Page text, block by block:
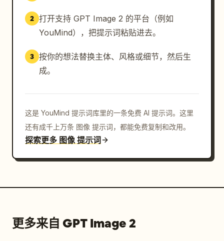
2 打开支持 GPT Image 2 的平台（例如
YouMind），把提示词粘贴进去。
3 按你的想法替换主体、风格或细节，然后生
成。
这是 YouMind 提示词库里的一条免费 AI 提示词。这里
还有成千上万条 图像 提示词，都能免费复制和改用。
探索更多 图像 提示词
更多来自 GPT Image 2